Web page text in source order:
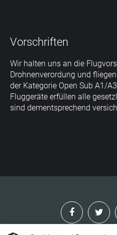
Vorschriften
Wir halten uns an die
Drohnenverordung und
der Kategorie Open Sub A1/
Fluggeräte erfüllen alle
sind dementsprechend